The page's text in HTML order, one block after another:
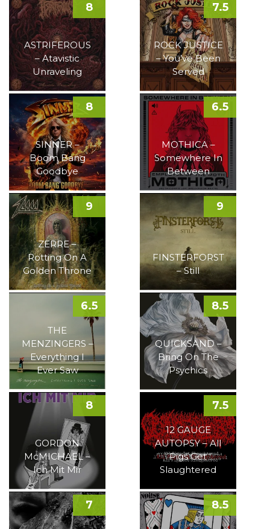
ASTRIFEROUS
– Atavistic
Unraveling
8
ROCK JUSTICE
– You’ve Been
Served
7.5
SINNER –
Boom Bang
Goodbye
8
MOTHICA –
Somewhere In
Between
6.5
ZERRE –
Rotting On A
Golden Throne
9
FINSTERFORST
– Still
9
THE
MENZINGERS –
Everything I
Ever Saw
6.5
QUICKSAND –
Bring On The
Psychics
8.5
GORDON
McMICHAEL –
Ich Mit Mir
8
12 GAUGE
AUTOPSY – All
Pigs Get
Slaughtered
7.5
7 8.5